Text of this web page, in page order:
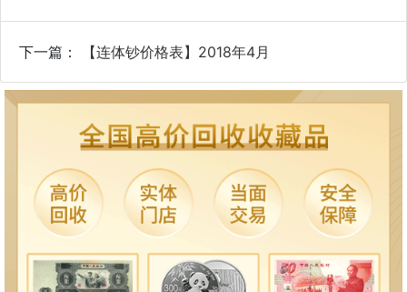
下一篇： 【连体钞价格表】2018年4月